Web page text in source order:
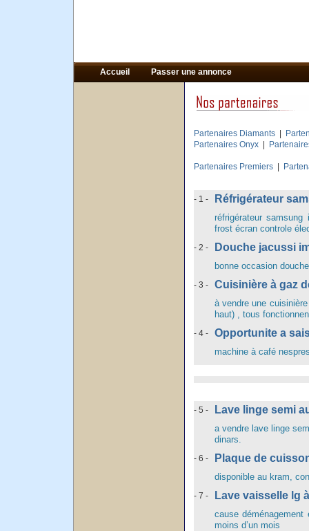
Accueil Passer une annonce
Partenaires Diamants|
Partenaires Onyx|
Partenaires Premiers|
- 1 - Réfrigérateur
réfrigérateur
frost écran controle
- 2 - Douche jacussi
bonne occasion
- 3 - Cuisinière à gaz
à vendre une
haut) , tous
- 4 - Opportunite a
machine à café
- 5 - Lave linge semi
a vendre lave linge
dinars.
- 6 - Plaque de
disponible au kram,
- 7 - Lave vaisselle lg
cause
moins d’un mois